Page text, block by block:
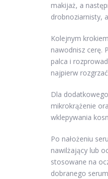
makijaż, a
drobnoziarnisty,
Kolejnym
nawodnisz cerę.
palca i
najpierw
Dla
mikrokrążenie
wklepywania
Po nałożeniu
nawilżający lub
stosowane na
dobranego